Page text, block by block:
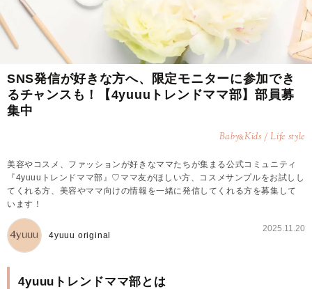
SNS発信が好きな方へ、限定モニターに参加でき
るチャンスも！【4yuuuトレンドママ部】部員募
集中
Baby&Kids / Life style
美容やコスメ、ファッションが好きなママたちが集まる公式コミュニティ
『4yuuuトレンドママ部』♡ママ友がほしい方、コスメサンプルをお試しし
てくれる方、美容やママ向けの情報を一緒に発信してくれる方を募集して
います！
4yuuu original
2025.11.20
4yuuuトレンドママ部とは